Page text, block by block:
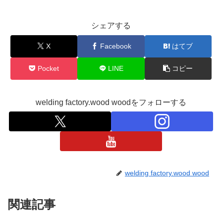
シェアする
X Facebook はてブ
Pocket LINE コピー
welding factory.wood woodをフォローする
welding factory.wood wood
関連記事